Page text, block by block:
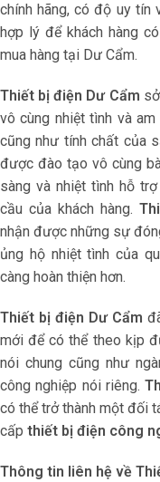
chính hãng, có độ uy tín
hợp lý để khách hàng
mua hàng tại Dư Cẩm.
Thiết bị điện Dư Cẩm
vô cùng nhiệt tình và
cũng như tính chất của
được đào tạo vô cùng
sàng và nhiệt tình hỗ
cầu của khách hàng.
nhận được những sự
ủng hộ nhiệt tình của
càng hoàn thiện hơn.
Thiết bị điện Dư Cẩm
mới để có thể theo kịp
nói chung cũng như
công nghiệp nói riêng.
có thể trở thành một đối
cấp thiết bị điện công
Thông tin liên hệ về